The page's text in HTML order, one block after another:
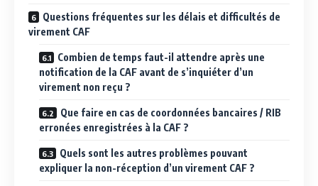
Questions fréquentes sur les délais et difficultés de
virement CAF
Combien de temps faut-il attendre après une
notification de la CAF avant de s’inquiéter d’un
virement non reçu ?
Que faire en cas de coordonnées bancaires / RIB
erronées enregistrées à la CAF ?
Quels sont les autres problèmes pouvant
expliquer la non-réception d’un virement CAF ?